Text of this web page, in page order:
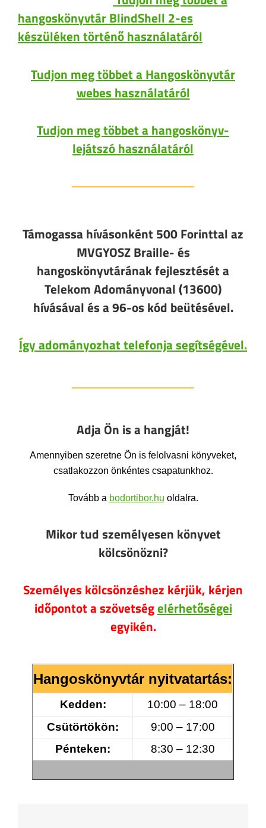
hangoskönyvtár BlindShell 2-es
készüléken történő használatáról
Tudjon meg többet a Hangoskönyvtár
webes használatáról
Tudjon meg többet a hangoskönyv-
lejátszó használatáról
Támogassa hívásonként 500 Forinttal az
MVGYOSZ Braille- és
hangoskönyvtárának fejlesztését a
Telekom Adományvonal (13600)
hívásával és a 96-os kód beütésével.
Így adományozhat telefonja segítségével.
Adja Ön is a hangját!
Amennyiben szeretne Ön is felolvasni könyveket,
csatlakozzon önkéntes csapatunkhoz.
Tovább a bodortibor.hu oldalra.
Mikor tud személyesen könyvet
kölcsönözni?
Személyes kölcsönzéshez kérjük, kérjen
időpontot a szövetségelérhetőségei
egyikén.
Hangoskönyvtár nyitvatartás:
Kedden:
10:00 – 18:00
Csütörtökön:
9:00 – 17:00
Pénteken:
8:30 – 12:30